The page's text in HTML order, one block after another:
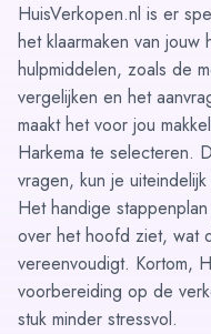
HuisVerkopen.nl is er
het klaarmaken van
hulpmiddelen, zoals de
vergelijken en het
maakt het voor jou
Harkema te selecteren.
vragen, kun je
Het handige stappenplan
over het hoofd ziet, wat
vereenvoudigt. Kortom,
voorbereiding op de
stuk minder stressvol.